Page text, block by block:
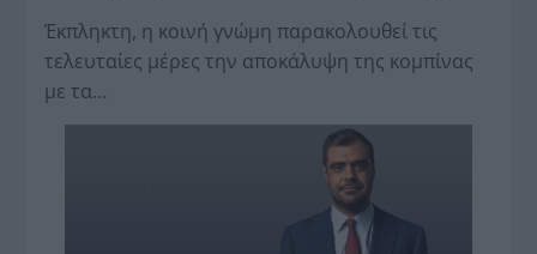
Έκπληκτη, η κοινή γνώμη παρακολουθεί τις
τελευταίες μέρες την αποκάλυψη της κο­μπίνας
με τα…